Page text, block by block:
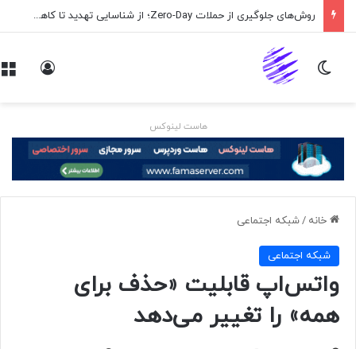
روش‌های جلوگیری از حملات Zero-Day؛ از شناسایی تهدید تا کاهش ریسک
تغییر پوسته
هاست لینوکس
خانه /شبكه اجتماعی
شبكه اجتماعی
واتس‌اپ قابلیت «حذف برای
همه» را تغییر می‌دهد